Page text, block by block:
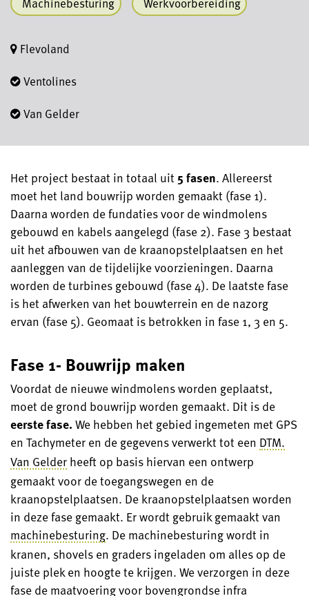
Flevoland
Ventolines
Van Gelder
Het project bestaat in totaal uit 5 fasen. Allereerst
moet het land bouwrijp worden gemaakt (fase 1).
Daarna worden de fundaties voor de windmolens
gebouwd en kabels aangelegd (fase 2). Fase 3 bestaat
uit het afbouwen van de kraanopstelplaatsen en het
aanleggen van de tijdelijke voorzieningen. Daarna
worden de turbines gebouwd (fase 4). De laatste fase
is het afwerken van het bouwterrein en de nazorg
ervan (fase 5). Geomaat is betrokken in fase 1, 3 en 5.
Fase 1- Bouwrijp maken
Voordat de nieuwe windmolens worden geplaatst,
moet de grond bouwrijp worden gemaakt. Dit is de
eerste fase.We hebben het gebied ingemeten met GPS
en Tachymeter en de gegevens verwerkt tot een DTM.
Van Gelderheeft op basis hiervan een ontwerp
gemaakt voor de toegangswegen en de
kraanopstelplaatsen. De kraanopstelplaatsen worden
in deze fase gemaakt. Er wordt gebruik gemaakt van
machinebesturing. De machinebesturing wordt in
kranen, shovels en graders ingeladen om alles op de
juiste plek en hoogte te krijgen. We verzorgen in deze
fase de maatvoering voor bovengrondse infra